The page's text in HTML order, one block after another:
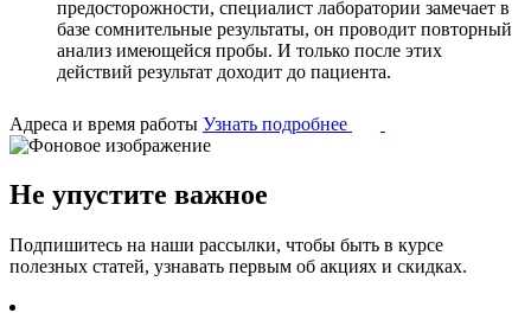
предосторожности, специалист лаборатории замечает в
базе сомнительные результаты, он проводит повторный
анализ имеющейся пробы. И только после этих
действий результат доходит до пациента.
Адреса и время работы Узнать подробнее
Не упустите важное
Подпишитесь на наши рассылки, чтобы быть в курсе
полезных статей, узнавать первым об акциях и скидках.